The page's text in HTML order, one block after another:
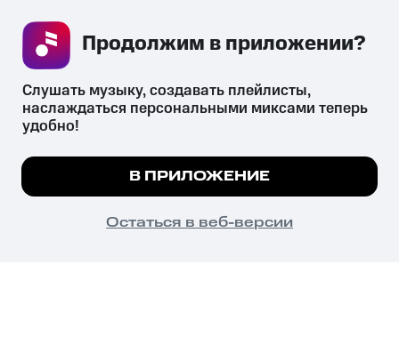
СКАЧАТЬ ПРИЛОЖЕНИЕ
психотропных веществ, их аналогов причиняет вред здоровью,
их незаконный оборот запрещён и влечёт установленную
законодательством ответственность.
© 2026 ООО «КИОН».
Все права защищены
Мы используем куки, чтобы на сайте все
Подробнее
ПОНЯТНО
Слушать музыку, создавать плейлисты,
наслаждаться персональными миксами теперь
удобно!
В ПРИЛОЖЕНИЕ
Остаться в веб-версии